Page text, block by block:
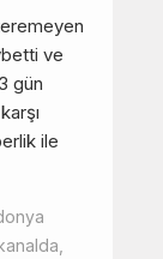
ve
gün
ile